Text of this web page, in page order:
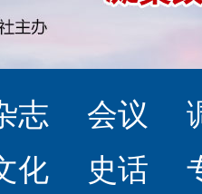
志 会议
化
史话